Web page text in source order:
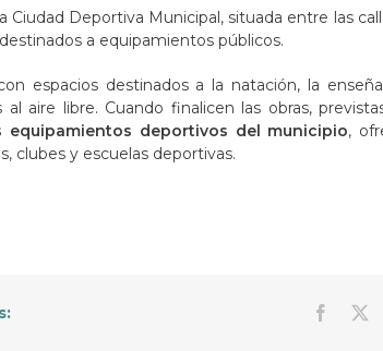
Deportiva Municipal, situada entre las
a equipamientos públicos.
espacios destinados a la natación, la
aire libre. Cuando finalicen las obras,
equipamientos deportivos del municipio,
clubes y escuelas deportivas.